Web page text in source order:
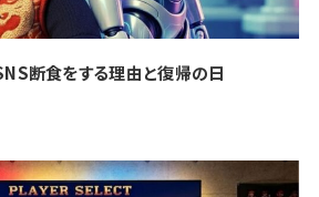
断食をする理由と復帰の日